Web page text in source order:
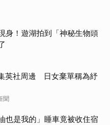
身！遊湖拍到「神秘生物頭
英社周邊 日女棄單稱為紓
聞
也是我的」睡車竟被收住宿